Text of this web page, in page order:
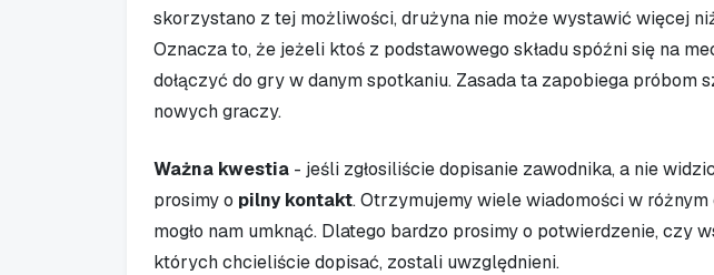
skorzystano z tej możliwości, drużyna nie może wystawić więcej
Oznacza to, że jeżeli ktoś z podstawowego składu spóźni się na
dołączyć do gry w danym spotkaniu. Zasada ta zapobiega próbom
nowych graczy.
Ważna kwestia - jeśli zgłosiliście dopisanie zawodnika, a nie
prosimy o pilny kontakt. Otrzymujemy wiele wiadomości w
mogło nam umknąć. Dlatego bardzo prosimy o potwierdzenie, czy
których chcieliście dopisać, zostali uwzględnieni.